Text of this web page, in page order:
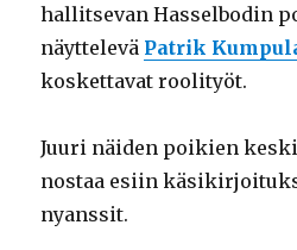
hallitsevan Hasselbodin
näyttelevä Patrik
koskettavat roolityöt.
Juuri näiden poikien
nostaa esiin
nyanssit.